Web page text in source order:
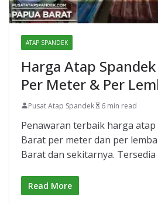
ATAP SPANDEK
Harga Atap
Per Meter & Per
Pusat Atap Spandek 6 min read
Penawaran terbaik harga atap
Barat per meter dan per
Barat dan sekitarnya.
Read More